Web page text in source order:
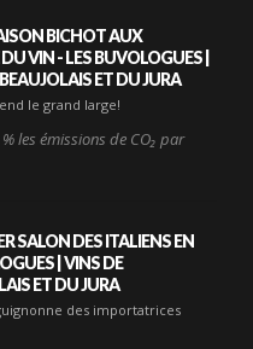
BICHOT AUX
VIN - LES BUVOLOGUES |
ET DU JURA
le grand large!
les émissions de CO₂ par
SALON DES ITALIENS EN
| VINS DE
ET DU JURA
des importatrices